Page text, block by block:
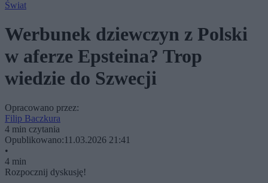
Świat
Werbunek dziewczyn z Polski
w aferze Epsteina? Trop
wiedzie do Szwecji
Opracowano przez:
Filip Baczkura
4 min czytania
Opublikowano:11.03.2026 21:41
•
4 min
Rozpocznij dyskusję!